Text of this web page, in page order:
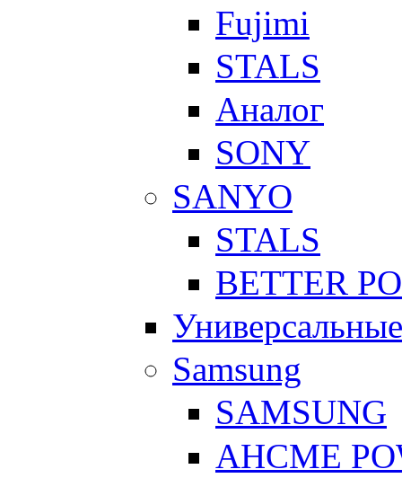
Fujimi
STALS
Аналог
SONY
SANYO
STALS
BETTER
Универсальные
Samsung
SAMSUNG
AHCME